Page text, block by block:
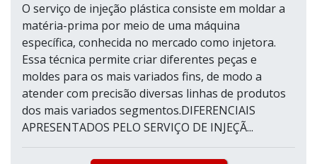
O serviço de injeção plástica consiste em moldar a
matéria-prima por meio de uma máquina
específica, conhecida no mercado como injetora.
Essa técnica permite criar diferentes peças e
moldes para os mais variados fins, de modo a
atender com precisão diversas linhas de produtos
dos mais variados segmentos.DIFERENCIAIS
APRESENTADOS PELO SERVIÇO DE INJEÇÃ...